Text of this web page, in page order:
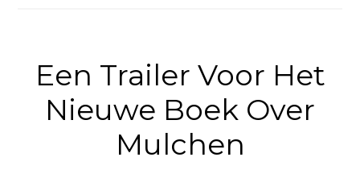
Een Trailer Voor Het
Nieuwe Boek Over
Mulchen